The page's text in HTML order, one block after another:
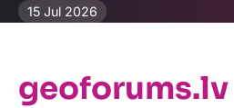
Skip15 Jul 2026
geoforums.lv